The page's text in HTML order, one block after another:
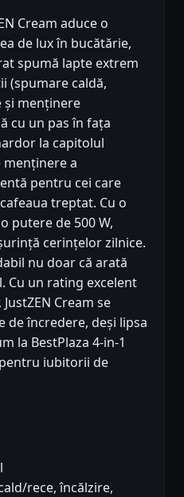
Cream aduce o
de lux în bucătărie,
spumă lapte extrem
(spumare caldă,
și menținere
cu un pas în fața
la capitolul
menținere a
pentru cei care
treptat. Cu o
putere de 500 W,
cerințelor zilnice.
nu doar că arată
Cu un rating excelent
Cream se
de încredere, deși lipsa
la BestPlaza 4-in-1
iubitorii de
rece, încălzire,